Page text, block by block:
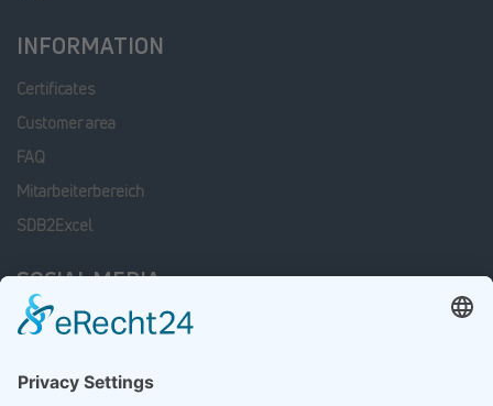
INFORMATION
Certificates
Customer area
FAQ
Mitarbeiterbereich
SDB2Excel
SOCIAL MEDIA
Facebook
Linkedin
xing